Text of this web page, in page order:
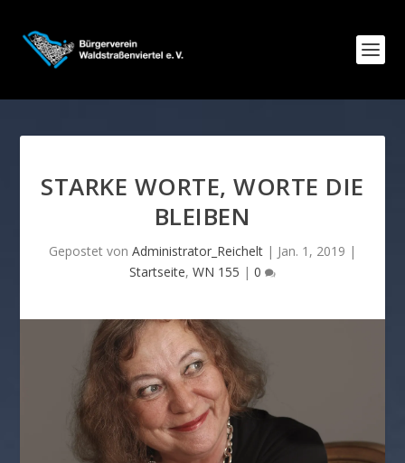
STARKE WORTE, WORTE DIE
BLEIBEN
Gepostet von Administrator_Reichelt | Jan. 1, 2019 |
Startseite, WN 155 | 0